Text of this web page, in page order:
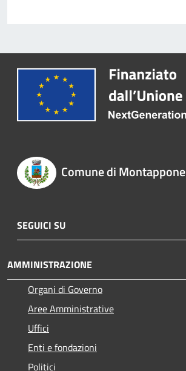
Comune di Montappone
SEGUICI SU
AMMINISTRAZIONE
Organi di Governo
Aree Amministrative
Uffici
Enti e fondazioni
Politici